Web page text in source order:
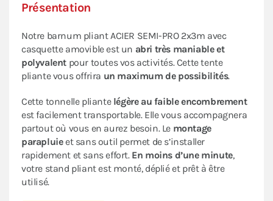
Présentation
Notre barnum pliant ACIER SEMI-PRO 2x3m avec
casquette amovible est un abri très maniable et
polyvalent pour toutes vos activités. Cette tente
pliante vous offrira un maximum de possibilités.
Cette tonnelle pliante légère au faible encombrement
est facilement transportable. Elle vous accompagnera
partout où vous en aurez besoin. Le montage
parapluieet sans outil permet de s’installer
rapidement et sans effort. En moins d’une minute,
votre stand pliant est monté, déplié et prêt à être
utilisé.